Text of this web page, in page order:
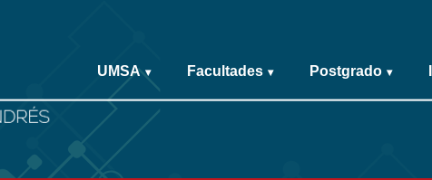
UMSA ▾ Facultades ▾ Postgrado ▾